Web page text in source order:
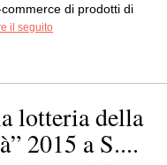
di prodotti di
il seguito
lotteria della
2015 a S....